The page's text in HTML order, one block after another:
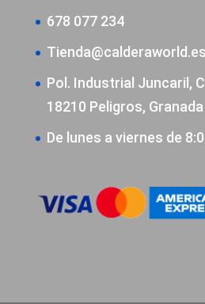
678 077 234
Tienda@calderaworld.es
Pol. Industrial Juncaril,
18210 Peligros, Granada
De lunes a viernes de